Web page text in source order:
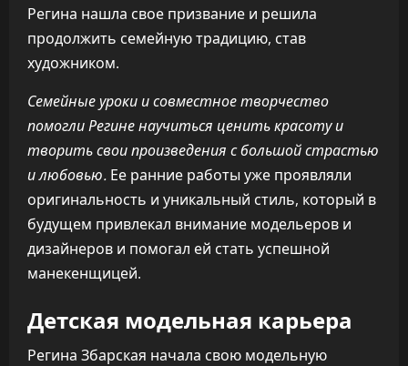
Регина нашла свое призвание и решила
продолжить семейную традицию, став
художником.
Семейные уроки и совместное творчество
помогли Регине научиться ценить красоту и
творить свои произведения с большой страстью
и любовью. Ее ранние работы уже проявляли
оригинальность и уникальный стиль, который в
будущем привлекал внимание модельеров и
дизайнеров и помогал ей стать успешной
манекенщицей.
Детская модельная карьера
Регина Збарская начала свою модельную